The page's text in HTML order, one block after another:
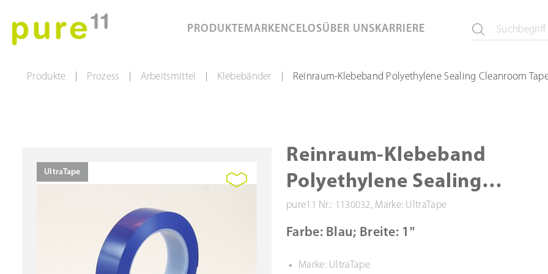
PRODUKTEMARKENCELOSÜBER UNS KARRIERE
Produkte Prozess Arbeitsmittel Klebebänder Reinraum-Klebeband Polyethylene Sealing Cleanroom
UltraTape
Reinraum-Klebeband
Polyethylene Sealing
Cleanroom Tape #1110-1
pure11 Nr.: 1130032, Marke: UltraTape
Farbe: Blau; Breite: 1"
Marke: UltraTape